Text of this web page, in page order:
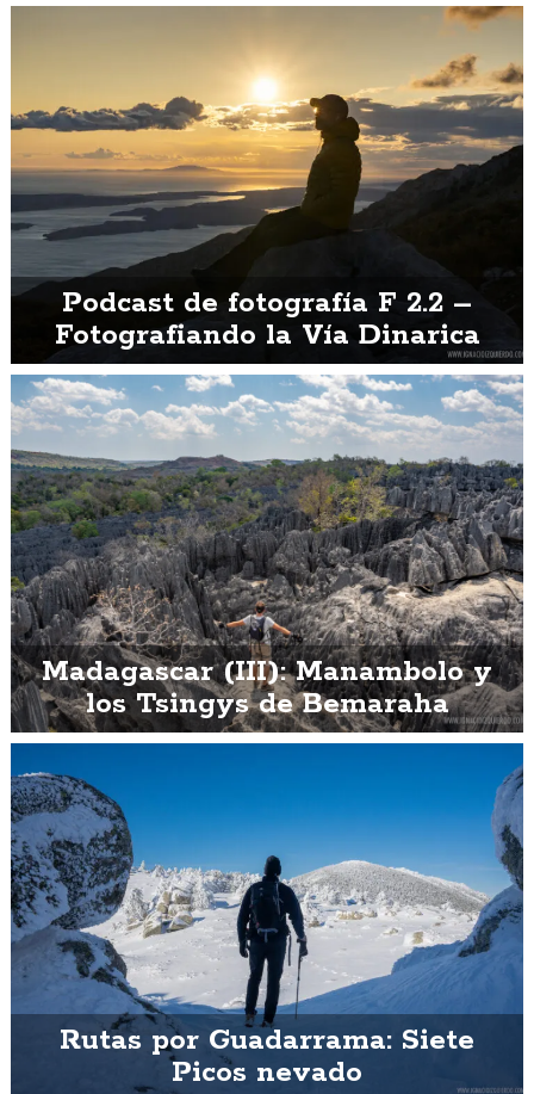
Podcast de fotografía F 2.2 –
Fotografiando la Vía Dinarica
Madagascar (III): Manambolo y
los Tsingys de Bemaraha
Rutas por Guadarrama: Siete
Picos nevado